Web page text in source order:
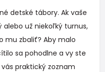
detské tábory. Ak vaše
už niekoľký turnus,
mu zbaliť? Aby malo
sa pohodlne a vy ste
praktický zoznam